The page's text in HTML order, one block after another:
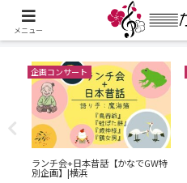
企画コンサート
ランチ会+日本昔話【かなでGW特
別企画】|横浜
メニュー